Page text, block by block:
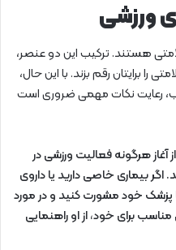
ورزشی
هستند. ترکیب این دو عنصر،
را برایتان رقم بزند. با این حال،
رعایت نکات مهمی ضروری است
آغاز هرگونه فعالیت ورزشی در
بیماری خاصی دارید یا داروی
خود مشورت کنید و در مورد
برای خود، از او راهنمایی